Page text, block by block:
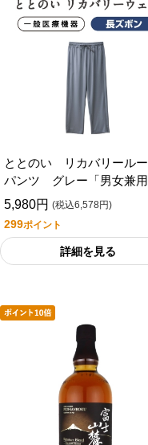
ととのい リカバリール
パンツ グレー「男女兼用
5,980円 (税込6,578円)
299ポイント
詳細を見る